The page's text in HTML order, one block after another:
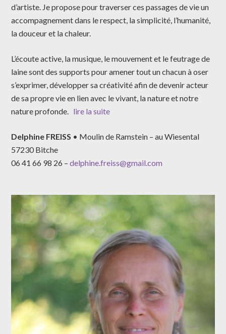
d’artiste. Je propose pour traverser ces passages de vie un
accompagnement dans le respect, la simplicité, l’humanité,
la douceur et la chaleur.
L’écoute active, la musique, le mouvement et le feutrage de
laine sont des supports pour amener tout un chacun à oser
s’exprimer, développer sa créativité afin de devenir acteur
de sa propre vie en lien avec le vivant, la nature et notre
nature profonde. lire la suite
Delphine FREISS • Moulin de Ramstein – au Wiesental
57230 Bitche
06 41 66 98 26 –delphine.freiss@gmail.com